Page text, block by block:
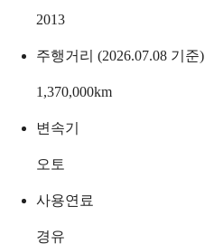
2013
주행거리 (2026.07.08 기준)
1,370,000km
변속기
오토
사용연료
경유